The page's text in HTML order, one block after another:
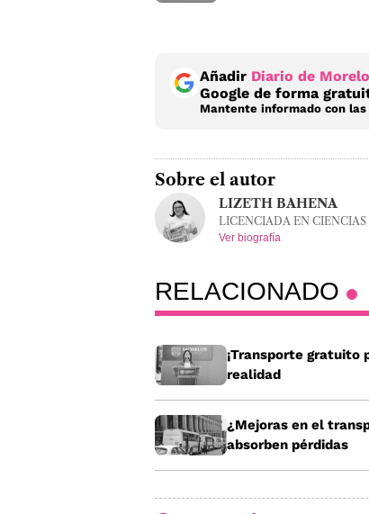
Añadir Diario de
Google de forma
Mantente informado con
Sobre el autor
LIZETH BAHENA
LICENCIADA EN
Ver biografía
RELACIONADO
¡Transporte gratuito
realidad
¿Mejoras en el
absorben pérdidas